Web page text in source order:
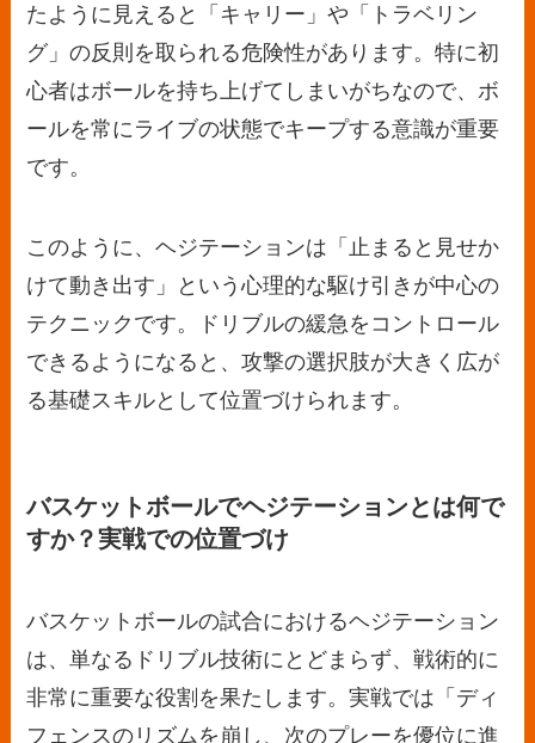
たように見えると「キャリー」や「トラベリン
グ」の反則を取られる危険性があります。特に初
心者はボールを持ち上げてしまいがちなので、ボ
ールを常にライブの状態でキープする意識が重要
です。
このように、ヘジテーションは「止まると見せか
けて動き出す」という心理的な駆け引きが中心の
テクニックです。ドリブルの緩急をコントロール
できるようになると、攻撃の選択肢が大きく広が
る基礎スキルとして位置づけられます。
バスケットボールでヘジテーションとは何で
すか？実戦での位置づけ
バスケットボールの試合におけるヘジテーション
は、単なるドリブル技術にとどまらず、戦術的に
非常に重要な役割を果たします。実戦では「ディ
フェンスのリズムを崩し、次のプレーを優位に進